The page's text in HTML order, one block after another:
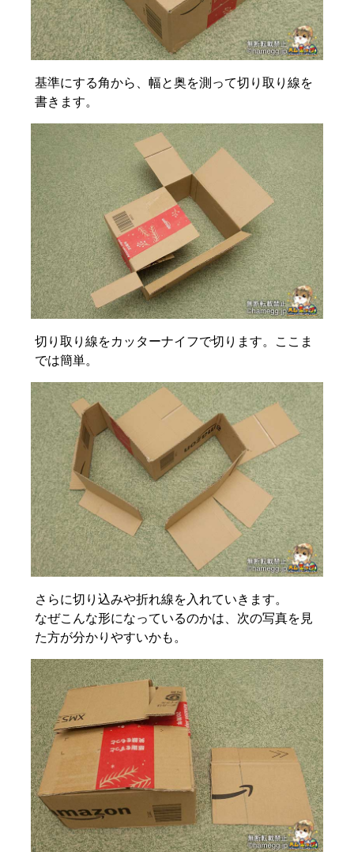
基準にする角から、幅と奥を測って切り取り線を
書きます。
切り取り線をカッターナイフで切ります。ここま
では簡単。
さらに切り込みや折れ線を入れていきます。
なぜこんな形になっているのかは、次の写真を見
た方が分かりやすいかも。